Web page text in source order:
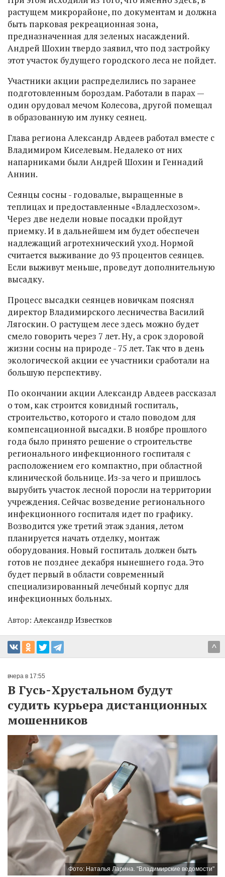
растущем микрорайоне, по документам и должна
быть парковая рекреационная зона,
предназначенная для зеленых насаждений.
Андрей Шохин твердо заявил, что под застройку
этот участок будущего городского леса не пойдет.
Участники акции распределились по заранее
подготовленным бороздам. Работали в парах —
один орудовал мечом Колесова, другой помещал
в образованную им лунку сеянец.
Глава региона Александр Авдеев работал вместе с
Владимиром Киселевым. Недалеко от них
напарниками были Андрей Шохин и Геннадий
Аннин.
Сеянцы сосны - годовалые, выращенные в
теплицах и предоставленные «Владлесхозом».
Через две недели новые посадки пройдут
приемку. И в дальнейшем им будет обеспечен
надлежащий агротехнический уход. Нормой
считается выживание до 93 процентов сеянцев.
Если выживут меньше, проведут дополнительную
высадку.
Процесс высадки сеянцев новичкам пояснял
директор Владимирского лесничества Василий
Лягоскин. О растущем лесе здесь можно будет
смело говорить через 7 лет. Ну, а срок здоровой
жизни сосны на природе - 75 лет. Так что в день
экологической акции ее участники сработали на
большую перспективу.
По окончании акции Александр Авдеев рассказал
о том, как строится ковидный госпиталь,
строительство, которого и стало поводом для
компенсационной высадки. В ноябре прошлого
года было принято решение о строительстве
регионального инфекционного госпиталя с
расположением его компактно, при областной
клинической больнице. Из-за чего и пришлось
вырубить участок лесной поросли на территории
учреждения. Сейчас возведение регионального
инфекционного госпиталя идет по графику.
Возводится уже третий этаж здания, летом
планируется начать отделку, монтаж
оборудования. Новый госпиталь должен быть
готов не позднее декабря нынешнего года. Это
будет первый в области современный
специализированный лечебный корпус для
инфекционных больных.
Автор: Александр Известков
^
вчера в 17:55
В Гусь-Хрустальном будут
судить курьера дистанционных
мошенников
Фото: Наталья Ларина. "Владимирские ведомости"